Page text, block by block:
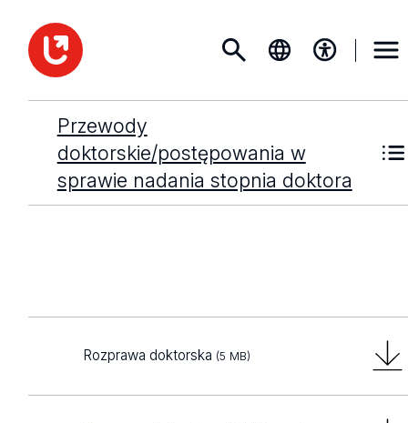
Przewody
doktorskie/postępowania w
sprawie nadania stopnia doktora
Rozprawa doktorska (5 MB)